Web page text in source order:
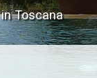
Toscana